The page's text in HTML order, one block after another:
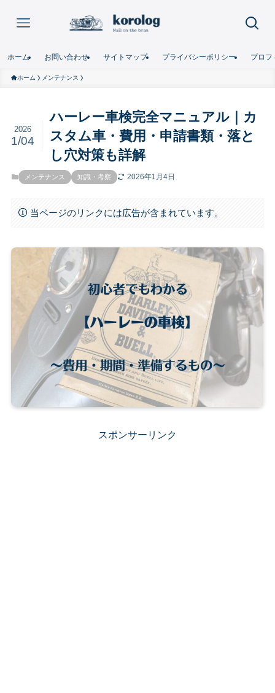
ホーム お問い合わせ サイトマップ プライバシーポリシー プロフ
ホーム メンテナンス
ハーレー車検完全マニュアル｜カ
スタム車・費用・申請書類・落と
し穴対策も詳解
2026
1/04
メンテナンス 知識・考察 2026年1月4日
当ページのリンクには広告が含まれています。
スポンサーリンク